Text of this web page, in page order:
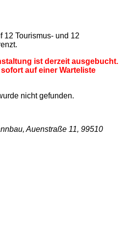
12 Tourismus- und 12
ist derzeit ausgebucht.
auf einer Warteliste
nicht gefunden.
Auenstraße 11, 99510